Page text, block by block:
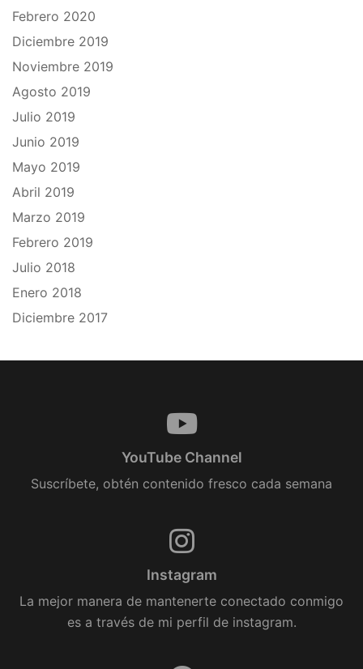
Febrero 2020
Diciembre 2019
Noviembre 2019
Agosto 2019
Julio 2019
Junio 2019
Mayo 2019
Abril 2019
Marzo 2019
Febrero 2019
Julio 2018
Enero 2018
Diciembre 2017
YouTube Channel
Suscríbete, obtén contenido fresco cada semana
Instagram
La mejor manera de mantenerte conectado conmigo
es a través de mi perfil de instagram.